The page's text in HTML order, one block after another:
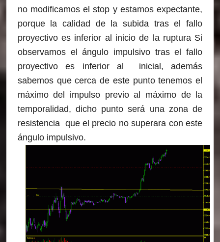
no modificamos el stop y estamos expectante,
porque la calidad de la subida tras el fallo
proyectivo es inferior al inicio de la ruptura Si
observamos el ángulo impulsivo tras el fallo
proyectivo es inferior al inicial, además
sabemos que cerca de este punto tenemos el
máximo del impulso previo al máximo de la
temporalidad, dicho punto será una zona de
resistencia que el precio no superara con este
ángulo impulsivo.